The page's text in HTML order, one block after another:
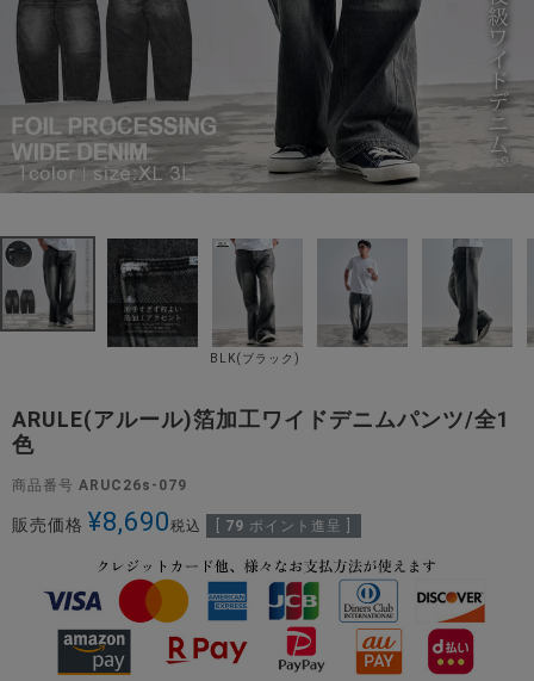
BLK(ブラック)
ARULE(アルール)箔加工ワイドデニムパンツ/全1
色
商品番号 ARUC26s-079
販売価格 ¥8,690税込 79 ポイント進呈 ]